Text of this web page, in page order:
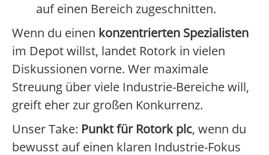
auf einen Bereich zugeschnitten.
Wenn du einen konzentrierten Spezialisten
im Depot willst, landet Rotork in vielen
Diskussionen vorne. Wer maximale
Streuung über viele Industrie-Bereiche will,
greift eher zur großen Konkurrenz.
Unser Take: Punkt für Rotork plc, wenn du
bewusst auf einen klaren Industrie-Fokus